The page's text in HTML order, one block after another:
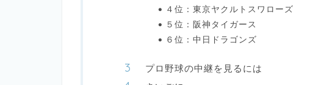
４位：東京ヤクルトスワローズ
５位：阪神タイガース
６位：中日ドラゴンズ
プロ野球の中継を見るには